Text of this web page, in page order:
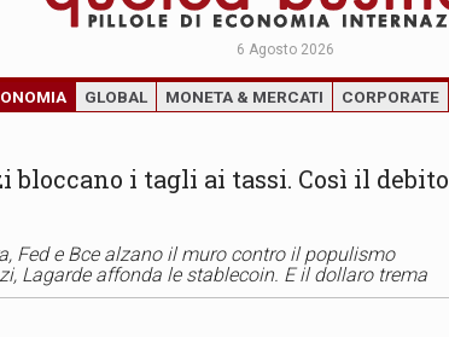
6 Agosto 2026
GLOBAL MONETA & MERCATI CORPORATE
bloccano i tagli ai tassi. Così il debito
Fed e Bce alzano il muro contro il populismo
Lagarde affonda le stablecoin. E il dollaro trema